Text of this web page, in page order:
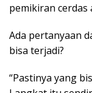
pemikiran cerdas
Ada pertanyaan
bisa terjadi?
“Pastinya yang